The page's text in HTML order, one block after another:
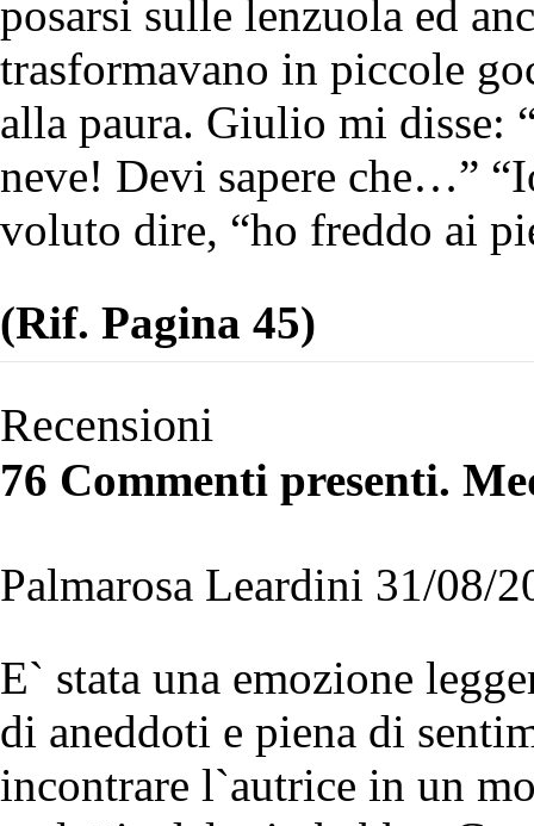
posarsi sulle lenzuola ed
trasformavano in piccole
alla paura. Giulio mi disse:
neve! Devi sapere che…”
voluto dire, “ho freddo ai
(Rif. Pagina 45)
Recensioni
76 Commenti presenti.
Palmarosa Leardini 31/08/
E` stata una emozione
di aneddoti e piena di
incontrare l`autrice in un